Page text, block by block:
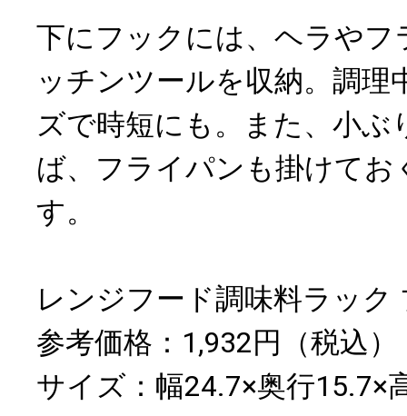
下にフックには、ヘラやフ
ッチンツールを収納。調理
ズで時短にも。また、小ぶ
ば、フライパンも掛けてお
す。
レンジフード調味料ラック
参考価格：1,932円（税込）
サイズ：幅24.7×奥行15.7×